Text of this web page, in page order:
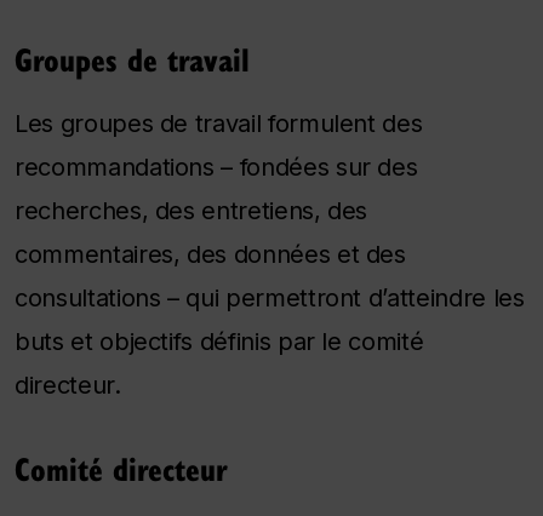
Groupes de travail
Les groupes de travail formulent des
recommandations – fondées sur des
recherches, des entretiens, des
commentaires, des données et des
consultations – qui permettront d’atteindre les
buts et objectifs définis par le comité
directeur.
Comité directeur